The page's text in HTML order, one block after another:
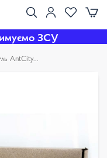
ЗСУ
AntCity...